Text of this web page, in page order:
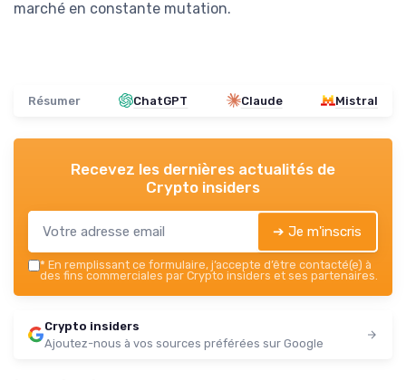
marché en constante mutation.
Résumer ChatGPT Claude Mistral
Recevez les dernières actualités de
Crypto insiders
➔ Je m'inscris
* En remplissant ce formulaire, j’accepte d’être contacté(e) à
des fins commerciales par Crypto insiders et ses partenaires.
Crypto insiders
Ajoutez-nous à vos sources préférées sur Google